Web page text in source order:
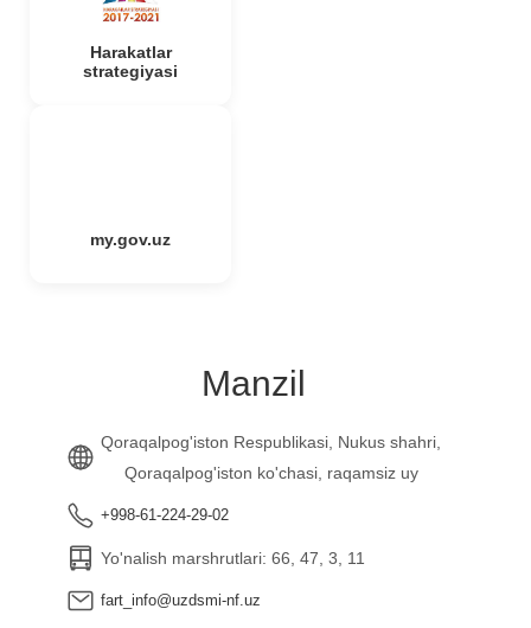
Harakatlar
strategiyasi
my.gov.uz
Manzil
Qoraqalpog'iston Respublikasi, Nukus shahri,
Qoraqalpog'iston ko'chasi, raqamsiz uy
+998-61-224-29-02
Yo'nalish marshrutlari: 66, 47, 3, 11
fart_info@uzdsmi-nf.uz